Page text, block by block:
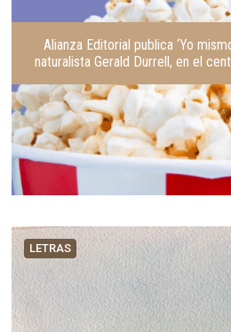
Alianza Editorial publica ‘Yo
naturalista Gerald Durrell, en el
LETRAS